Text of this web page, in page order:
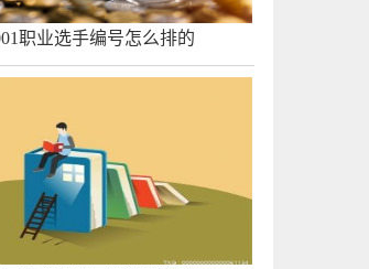
职业选手编号怎么排的